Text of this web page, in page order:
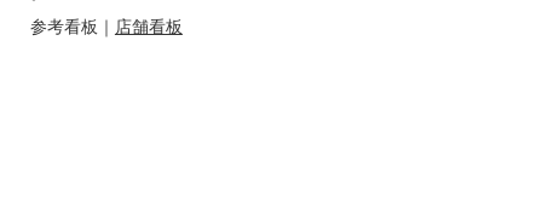
参考看板｜ 店舗看板